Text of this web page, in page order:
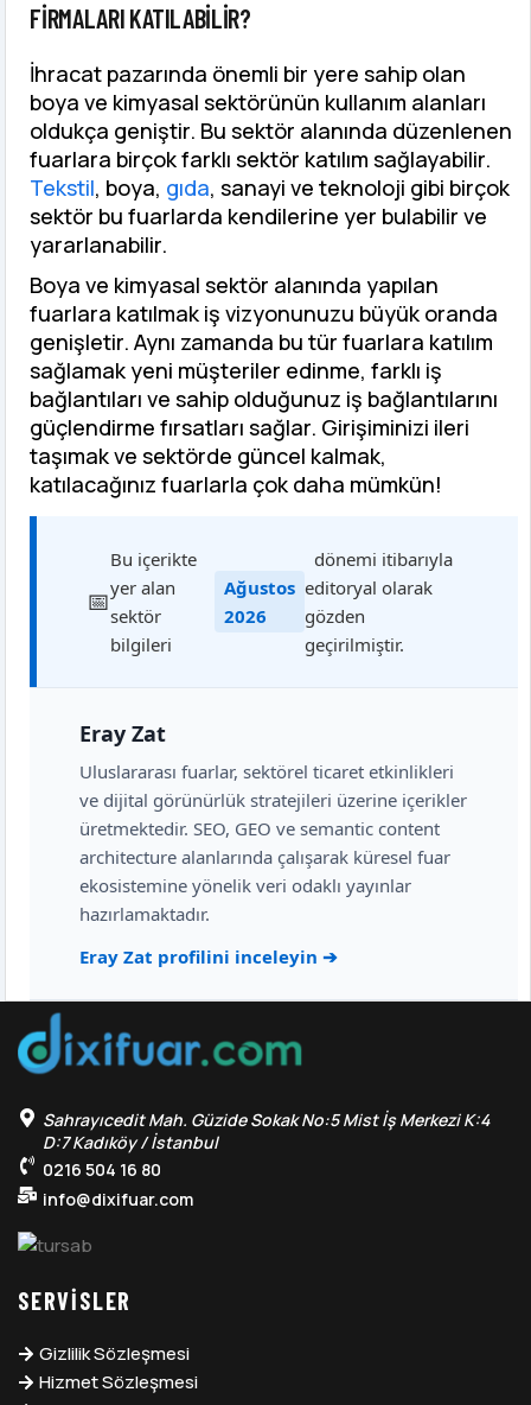
FIRMALARI KATILABILIR?
İhracat pazarında önemli bir yere sahip olan
boya ve kimyasal sektörünün kullanım alanları
oldukça geniştir. Bu sektör alanında düzenlenen
fuarlara birçok farklı sektör katılım sağlayabilir.
Tekstil, boya, gıda, sanayi ve teknoloji gibi birçok
sektör bu fuarlarda kendilerine yer bulabilir ve
yararlanabilir.
Boya ve kimyasal sektör alanında yapılan
fuarlara katılmak iş vizyonunuzu büyük oranda
genişletir. Aynı zamanda bu tür fuarlara katılım
sağlamak yeni müşteriler edinme, farklı iş
bağlantıları ve sahip olduğunuz iş bağlantılarını
güçlendirme fırsatları sağlar. Girişiminizi ileri
taşımak ve sektörde güncel kalmak,
katılacağınız fuarlarla çok daha mümkün!
Bu içerikte
yer alan
sektör
bilgileri
Ağustos
2026
dönemi itibarıyla
editoryal olarak
gözden
geçirilmiştir.
Eray Zat
Uluslararası fuarlar, sektörel ticaret etkinlikleri
ve dijital görünürlük stratejileri üzerine içerikler
üretmektedir. SEO, GEO ve semantic content
architecture alanlarında çalışarak küresel fuar
ekosistemine yönelik veri odaklı yayınlar
hazırlamaktadır.
Eray Zat profilini inceleyin ➔
Sahrayıcedit Mah. Güzide Sokak No:5 Mist İş Merkezi K:4
D:7 Kadıköy / İstanbul
0216 504 16 80
info@dixifuar.com
SERVISLER
Gizlilik Sözleşmesi
Hizmet Sözleşmesi